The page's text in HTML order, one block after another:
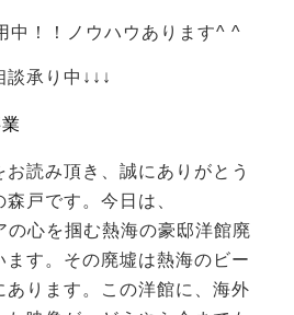
中！！ノウハウあります^ ^
談承り中↓↓↓
読み頂き、誠にありがとう
戸です。今日は、
心を掴む熱海の豪邸洋館廃
す。その廃墟は熱海のビー
ります。この洋館に、海外